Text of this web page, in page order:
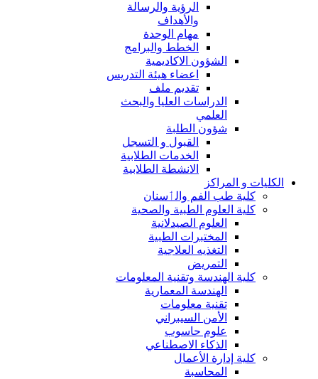
الرؤية والرسالة
والأهداف
مهام الوحدة
الخطط والبرامج
الشؤون الاكاديمية
اعضاء هيئة التدريس
تقديم ملف
الدراسات العليا والبحث
العلمي
شؤون الطلبة
القبول و التسجل
الخدمات الطلابية
الانشطة الطلابية
الكليات و المراكز
كلية طب الفم والٲسنان
كلية العلوم الطبية والصحية
العلوم الصيدلانية
المختبرات الطبية
التغذيه العلاجية
التمريض
كلية الهندسة وتقنية المعلومات
الهندسة المعمارية
تقنية معلومات
الأمن السيبراني
علوم حاسوب
الذكاء الاصطناعي
كلية إدارة الأعمال
المحاسبة